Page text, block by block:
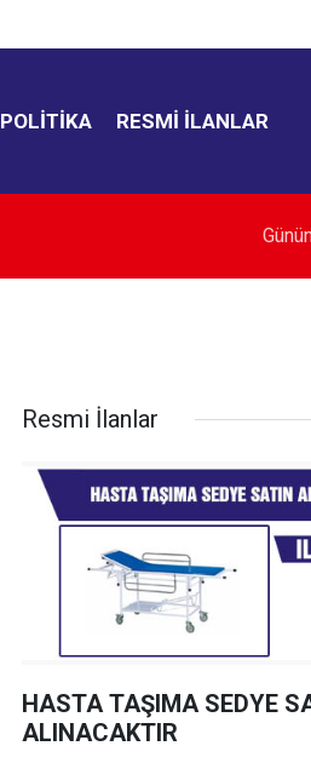
POLITIKA RESMI İLANLAR
Yemen’de
Resmi İlanlar
HASTA TAŞIMA SEDYE
ALINACAKTIR